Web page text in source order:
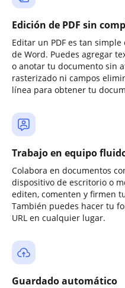
Edición de PDF sin
Editar un PDF es tan
de Word. Puedes agregar
o anotar tu documento sin
rasterizado ni campos
línea para obtener tu
Trabajo en equipo
Colabora en documentos
dispositivo de escritorio o
editen, comenten y firmen
También puedes hacer tu
URL en cualquier lugar.
Guardado automático